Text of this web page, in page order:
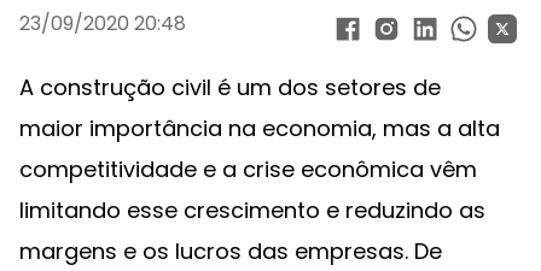
23/09/2020 20:48
A construção civil é um dos setores de
maior importância na economia, mas a alta
competitividade e a crise econômica vêm
limitando esse crescimento e reduzindo as
margens e os lucros das empresas. De